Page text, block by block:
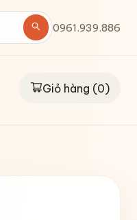
0961.939.886
Giỏ hàng (0)